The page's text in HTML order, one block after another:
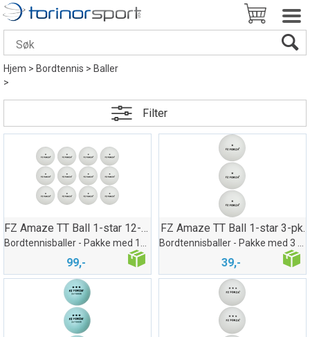
Hjem>Bordtennis>Baller
>
Filter
FZ Amaze TT Ball 1-star 12-pk.
99,-
FZ Amaze TT Ball 1-star 3-pk.
39,-